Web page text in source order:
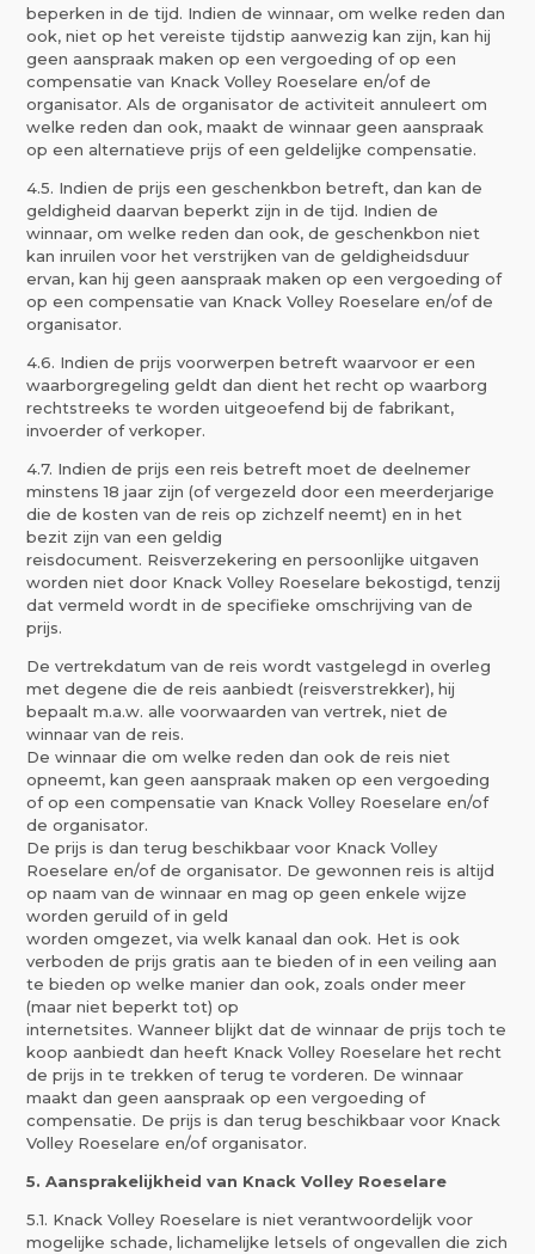
beperken in de tijd. Indien de winnaar, om welke reden dan
ook, niet op het vereiste tijdstip aanwezig kan zijn, kan hij
geen aanspraak maken op een vergoeding of op een
compensatie van Knack Volley Roeselare en/of de
organisator. Als de organisator de activiteit annuleert om
welke reden dan ook, maakt de winnaar geen aanspraak
op een alternatieve prijs of een geldelijke compensatie.
4.5. Indien de prijs een geschenkbon betreft, dan kan de
geldigheid daarvan beperkt zijn in de tijd. Indien de
winnaar, om welke reden dan ook, de geschenkbon niet
kan inruilen voor het verstrijken van de geldigheidsduur
ervan, kan hij geen aanspraak maken op een vergoeding of
op een compensatie van Knack Volley Roeselare en/of de
organisator.
4.6. Indien de prijs voorwerpen betreft waarvoor er een
waarborgregeling geldt dan dient het recht op waarborg
rechtstreeks te worden uitgeoefend bij de fabrikant,
invoerder of verkoper.
4.7. Indien de prijs een reis betreft moet de deelnemer
minstens 18 jaar zijn (of vergezeld door een meerderjarige
die de kosten van de reis op zichzelf neemt) en in het
bezit zijn van een geldig
reisdocument. Reisverzekering en persoonlijke uitgaven
worden niet door Knack Volley Roeselare bekostigd, tenzij
dat vermeld wordt in de specifieke omschrijving van de
prijs.
De vertrekdatum van de reis wordt vastgelegd in overleg
met degene die de reis aanbiedt (reisverstrekker), hij
bepaalt m.a.w. alle voorwaarden van vertrek, niet de
winnaar van de reis.
De winnaar die om welke reden dan ook de reis niet
opneemt, kan geen aanspraak maken op een vergoeding
of op een compensatie van Knack Volley Roeselare en/of
de organisator.
De prijs is dan terug beschikbaar voor Knack Volley
Roeselare en/of de organisator. De gewonnen reis is altijd
op naam van de winnaar en mag op geen enkele wijze
worden geruild of in geld
worden omgezet, via welk kanaal dan ook. Het is ook
verboden de prijs gratis aan te bieden of in een veiling aan
te bieden op welke manier dan ook, zoals onder meer
(maar niet beperkt tot) op
internetsites. Wanneer blijkt dat de winnaar de prijs toch te
koop aanbiedt dan heeft Knack Volley Roeselare het recht
de prijs in te trekken of terug te vorderen. De winnaar
maakt dan geen aanspraak op een vergoeding of
compensatie. De prijs is dan terug beschikbaar voor Knack
Volley Roeselare en/of organisator.
5. Aansprakelijkheid van Knack Volley Roeselare
5.1. Knack Volley Roeselare is niet verantwoordelijk voor
mogelijke schade, lichamelijke letsels of ongevallen die zich